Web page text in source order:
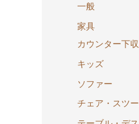
一般
家具
カウンター下
キッズ
ソファー
チェア・スツ